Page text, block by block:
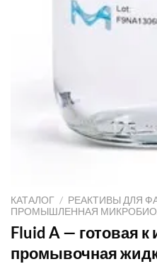
КАТАЛОГ / РЕАКТИВЫ ДЛЯ
ПРОМЫШЛЕННАЯ
Fluid A — готовая
промывочная